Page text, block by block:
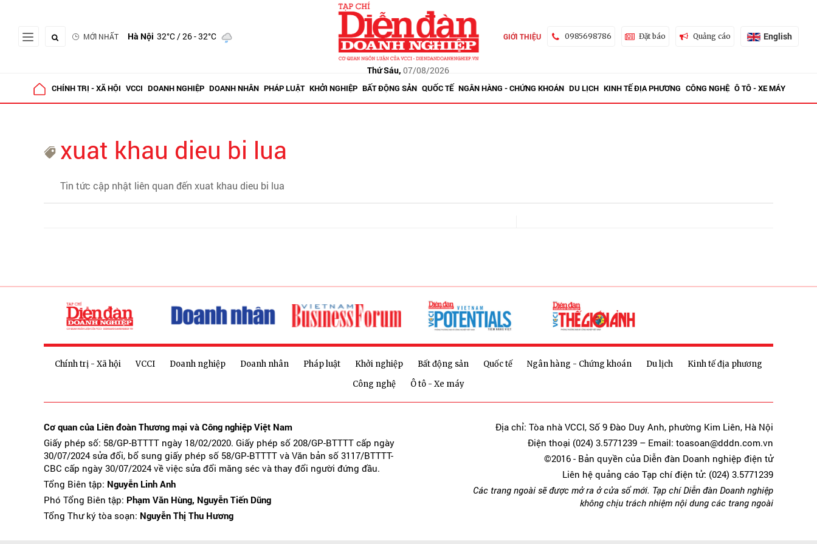
MỚI NHẤT Hà Nội 32°C/ 26 - 32°C
Thứ Sáu, 07/08/2026
GIỚI THIỆU 0985698786 Đặt báo Quảng cáo English
CHÍNH TRỊ - XÃ HỘI VCCI DOANH NGHIỆP DOANH NHÂN PHÁP LUẬT KHỞI NGHIỆP BẤT ĐỘNG SẢN QUỐC TẾ NGÂN HÀNG - CHỨNG KHOÁN DU LỊCH KINH TẾ ĐỊA PHƯƠNG CÔNG NGHỆ Ô TÔ - XE MÁY
xuat khau dieu bi lua
Tin tức cập nhật liên quan đến xuat khau dieu bi lua
Chính trị - Xã hội VCCI Doanh nghiệp Doanh nhân Pháp luật Khởi nghiệp Bất động sản Quốc tế Ngân hàng - Chứng khoán Du lịch
Kinh tế địa phương
Công nghệ
Ô tô - Xe máy
Cơ quan của Liên đoàn Thương mại và Công nghiệp Việt Nam
Giấy phép số: 58/GP-BTTTT ngày 18/02/2020. Giấy phép số 208/GP-BTTTT cấp ngày
30/07/2024 sửa đổi, bổ sung giấy phép số 58/GP-BTTTT và Văn bản số 3117/BTTTT-
CBC cấp ngày 30/07/2024 về việc sửa đổi măng séc và thay đổi người đứng đầu.
Tổng Biên tập: Nguyễn Linh Anh
Phó Tổng Biên tập: Phạm Văn Hùng, Nguyễn Tiến Dũng
Tổng Thư ký tòa soạn: Nguyễn Thị Thu Hương
Địa chỉ: Tòa nhà VCCI, Số 9 Đào Duy Anh, phường Kim Liên, Hà Nội
Điện thoại (024) 3.5771239 – Email: toasoan@dddn.com.vn
©2016 - Bản quyền của Diễn đàn Doanh nghiệp điện tử
Liên hệ quảng cáo Tạp chí điện tử: (024) 3.5771239
Các trang ngoài sẽ được mở ra ở cửa sổ mới. Tạp chí Diễn đàn Doanh nghiệp
không chịu trách nhiệm nội dung các trang ngoài